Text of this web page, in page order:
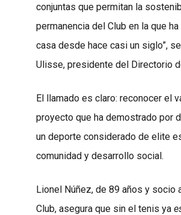
conjuntas que permitan la
permanencia del Club en la que
casa desde hace casi un siglo”,
Ulisse, presidente del Directorio
El llamado es claro: reconocer el
proyecto que ha demostrado por
un deporte considerado de elite
comunidad y desarrollo social.
Lionel Núñez, de 89 años y socio
Club, asegura que sin el tenis ya